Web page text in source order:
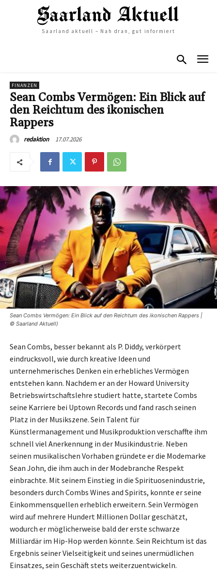
Saarland aktuell – Nah dran, gut informiert
FINANZEN
Sean Combs Vermögen: Ein Blick auf
den Reichtum des ikonischen
Rappers
redaktion 17.07.2026
Sean Combs Vermögen: Ein Blick auf den Reichtum des ikonischen Rappers |
© Saarland Aktuell)
Sean Combs, besser bekannt als P. Diddy, verkörpert
eindrucksvoll, wie durch kreative Ideen und
unternehmerisches Denken ein erhebliches Vermögen
entstehen kann. Nachdem er an der Howard University
Betriebswirtschaftslehre studiert hatte, startete Combs
seine Karriere bei Uptown Records und fand rasch seinen
Platz in der Musikszene. Sein Talent für
Künstlermanagement und Musikproduktion verschaffte ihm
schnell viel Anerkennung in der Musikindustrie. Neben
seinen musikalischen Vorhaben gründete er die Modemarke
Sean John, die ihm auch in der Modebranche Respekt
einbrachte. Mit seinem Einstieg in die Spirituosenindustrie,
besonders durch Combs Wines and Spirits, konnte er seine
Einkommensquellen erheblich erweitern. Sein Vermögen
wird auf mehrere Hundert Millionen Dollar geschätzt,
wodurch er möglicherweise bald der erste schwarze
Milliardär im Hip-Hop werden könnte. Sein Reichtum ist das
Ergebnis seiner Vielseitigkeit und seines unermüdlichen
Einsatzes, sein Geschäft stets weiterzuentwickeln.